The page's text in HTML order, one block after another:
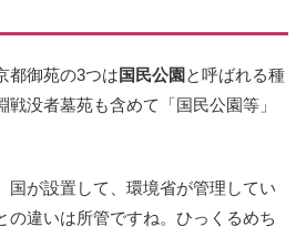
都御苑の3つは国民公園 と呼ばれる種
没者墓苑も含めて「国民公園等」
国が設置して、環境省が管理してい
の違いは所管ですね。ひっくるめち